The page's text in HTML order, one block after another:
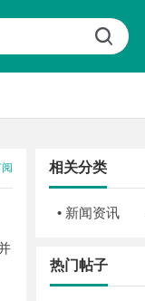
相关分类
• 新闻资讯
热门帖子